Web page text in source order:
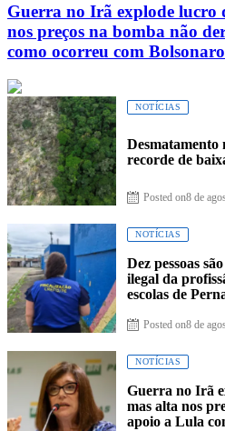
Guerra no Irã explode lucro
nos preços na bomba não
como ocorreu com
NOTÍCIAS
recorde de
Posted on8 de
NOTÍCIAS
Dez pessoas
ilegal da
escolas de
Posted on8 de
NOTÍCIAS
Guerra no Irã
mas alta nos
apoio a Lula